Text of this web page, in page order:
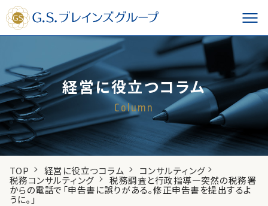
経営に役立つコラム
Column
TOP 経営に役立つコラム コンサルティング
税務コンサルティング 税務調査と行政指導―突然の税務署
からの電話で「申告書に誤りがある。修正申告書を提出するよ
うに。」